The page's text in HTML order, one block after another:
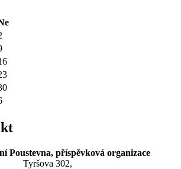
Poustevna, příspěvková organizace
Tyršova 302,